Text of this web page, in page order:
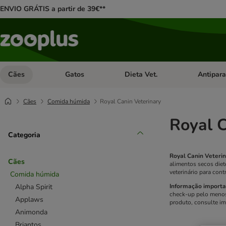
ENVIO GRÁTIS a partir de 39€**
Cães Abrir menu de categoria: Cães
Gatos Abrir menu de categoria: Gatos
Dieta Vet. Abrir
Cães Comida húmida Royal Canin Veterinary
Categoria
Cães
Comida húmida
Alpha Spirit
Applaws
Animonda
Royal
Royal Canin
alimentos secos
veterinário para
Informação
check-up pelo
produto, consulte